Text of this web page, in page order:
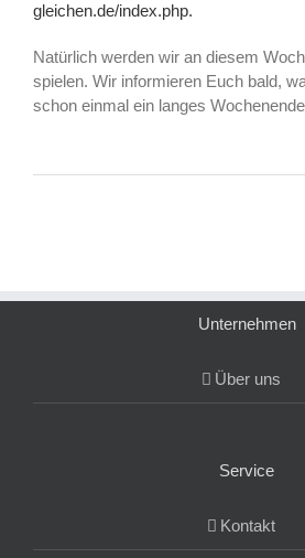
gleichen.de/index.php.
Natürlich werden wir an diesem
spielen. Wir informieren Euch bald,
schon einmal ein langes
Unternehmen
Über uns
Service
Kontakt